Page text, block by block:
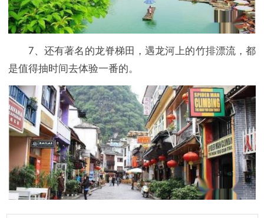
7、还有著名的龙脊梯田，遇龙河上的竹排漂流，都
是值得抽时间去体验一番的。